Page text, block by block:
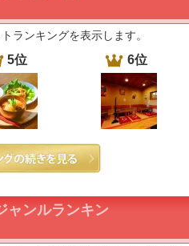
ランキングを表示します。
5位 6位
ャンルランキン